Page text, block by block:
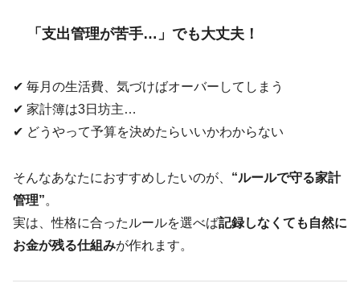
「支出管理が苦手…」でも大丈夫！
✔ 毎月の生活費、気づけばオーバーしてしまう
✔ 家計簿は3日坊主…
✔ どうやって予算を決めたらいいかわからない
そんなあなたにおすすめしたいのが、 “ルールで守る家計
管理”。
実は、性格に合ったルールを選べば記録しなくても自然に
お金が残る仕組みが作れます。